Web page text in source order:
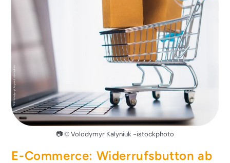
📷 © Volodymyr Kalyniuk -istockphoto
E-Commerce: Widerrufsbutton ab